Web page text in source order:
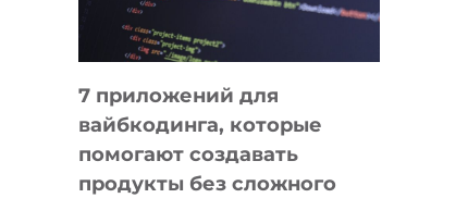
7 приложений для
вайбкодинга, которые
помогают создавать
продукты без сложного